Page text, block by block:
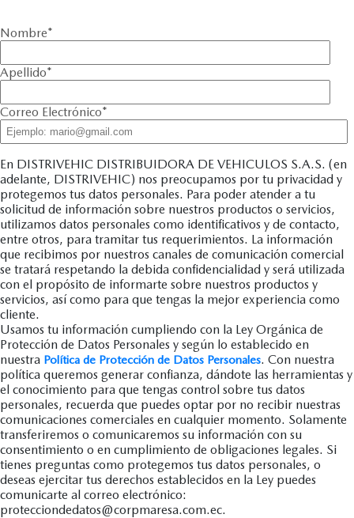
Nombre*
Apellido*
Correo Electrónico*
En DISTRIVEHIC DISTRIBUIDORA DE VEHICULOS S.A.S. (en
adelante, DISTRIVEHIC) nos preocupamos por tu privacidad y
protegemos tus datos personales. Para poder atender a tu
solicitud de información sobre nuestros productos o servicios,
utilizamos datos personales como identificativos y de contacto,
entre otros, para tramitar tus requerimientos. La información
que recibimos por nuestros canales de comunicación comercial
se tratará respetando la debida confidencialidad y será utilizada
con el propósito de informarte sobre nuestros productos y
servicios, así como para que tengas la mejor experiencia como
cliente.
Usamos tu información cumpliendo con la Ley Orgánica de
Protección de Datos Personales y según lo establecido en
nuestra Política de Protección de Datos Personales. Con nuestra
política queremos generar confianza, dándote las herramientas y
el conocimiento para que tengas control sobre tus datos
personales, recuerda que puedes optar por no recibir nuestras
comunicaciones comerciales en cualquier momento. Solamente
transferiremos o comunicaremos su información con su
consentimiento o en cumplimiento de obligaciones legales. Si
tienes preguntas como protegemos tus datos personales, o
deseas ejercitar tus derechos establecidos en la Ley puedes
comunicarte al correo electrónico:
protecciondedatos@corpmaresa.com.ec.